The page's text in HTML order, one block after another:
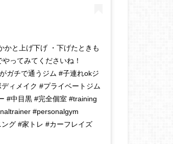
と上げ下げ ・下げたときも
ってみてくださいね！
ガチで通うジム #子連れokジ
ィメイク #プライベートジム
#中目黒 #完全個室 #training
#personalgym
グ #家トレ #カーフレイズ